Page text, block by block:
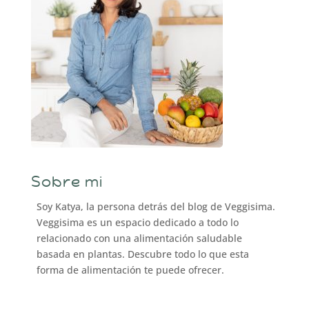
Sobre mi
Soy Katya, la persona detrás del blog de Veggisima.
Veggisima es un espacio dedicado a todo lo
relacionado con una alimentación saludable
basada en plantas. Descubre todo lo que esta
forma de alimentación te puede ofrecer.